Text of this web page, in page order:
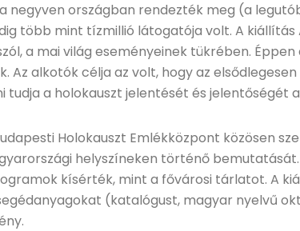
negyven országban rendezték meg (a
több mint tízmillió látogatója volt. A kiállítás
a mai világ eseményeinek tükrében.
Az alkotók célja az volt, hogy az
tudja a holokauszt jelentését és jelentőségét
Holokauszt Emlékközpont közösen
helyszíneken történő
kísérték, mint a fővárosi tárlatot. A
(katalógust, magyar nyelvű